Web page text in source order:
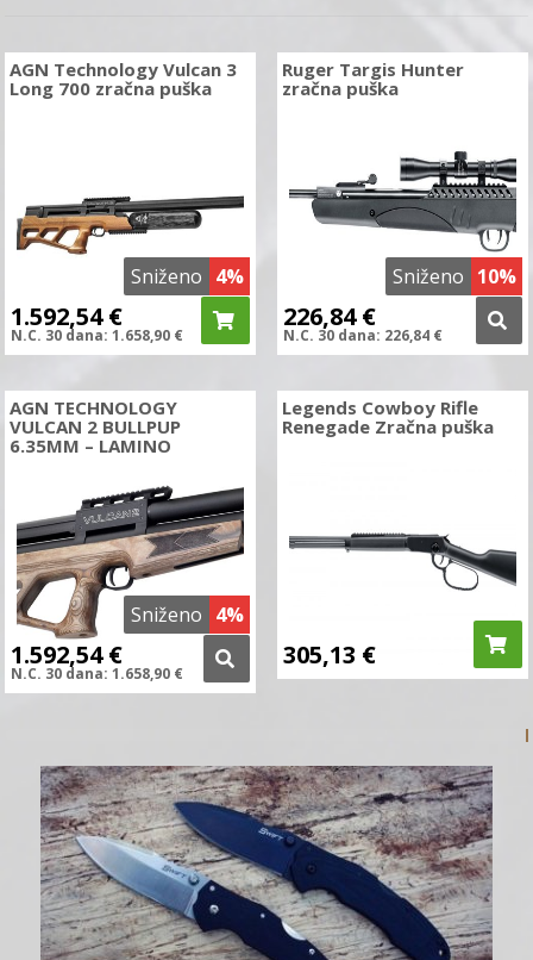
Sniženo 4%
AGN Technology Vulcan 3
Long 700 zračna puška
1.592,54€
N.C. 30 dana:1.658,90 €
Sniženo 10%
Ruger Targis Hunter
zračna puška
226,84€
N.C. 30 dana: 226,84 €
Sniženo 4%
AGN TECHNOLOGY
VULCAN 2 BULLPUP
6.35MM – LAMINO
1.592,54€
N.C. 30 dana:1.658,90 €
Legends Cowboy Rifle
Renegade Zračna puška
305,13 €